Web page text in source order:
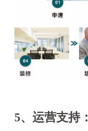
5、运营支持：